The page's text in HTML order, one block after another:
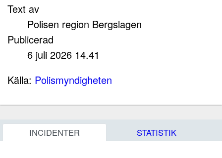
Text av
Polisen region Bergslagen
Publicerad
6 juli 2026 14.41
Källa: Polismyndigheten
INCIDENTER STATISTIK